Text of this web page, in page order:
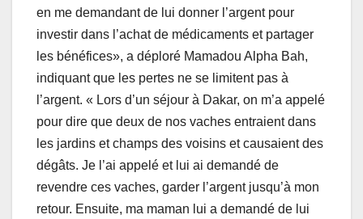
en me demandant de lui donner l’argent pour
investir dans l’achat de médicaments et partager
les bénéfices», a déploré Mamadou Alpha Bah,
indiquant que les pertes ne se limitent pas à
l’argent. « Lors d’un séjour à Dakar, on m’a appelé
pour dire que deux de nos vaches entraient dans
les jardins et champs des voisins et causaient des
dégâts. Je l’ai appelé et lui ai demandé de
revendre ces vaches, garder l’argent jusqu’à mon
retour. Ensuite, ma maman lui a demandé de lui